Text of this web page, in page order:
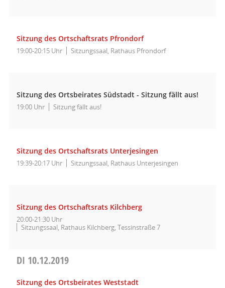
Sitzung des Ortschaftsrats Pfrondorf
19:00-20:15 Uhr Sitzungssaal, Rathaus Pfrondorf
Sitzung des Ortsbeirates Südstadt - Sitzung fällt aus!
19:00 Uhr Sitzung fällt aus!
Sitzung des Ortschaftsrats Unterjesingen
19:39-20:17 Uhr Sitzungssaal, Rathaus Unterjesingen
Sitzung des Ortschaftsrats Kilchberg
20:00-21:30 Uhr
Sitzungssaal, Rathaus Kilchberg, Tessinstraße 7
DI 10.12.2019
Sitzung des Ortsbeirates Weststadt